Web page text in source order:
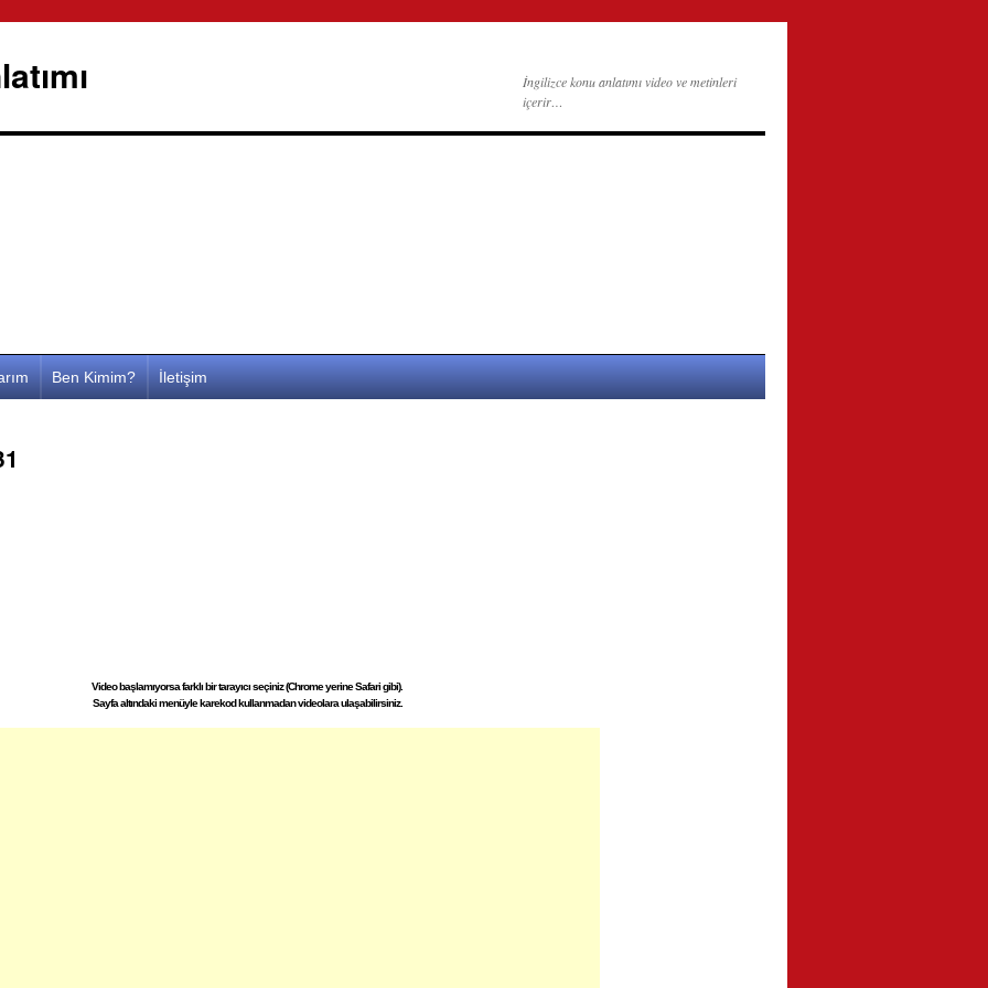
İngilizce konu anlatımı video ve metinleri
içerir…
Ben Kimim? İletişim
Video başlamıyorsa farklı bir tarayıcı seçiniz (Chrome yerine Safari gibi).
Sayfa altındaki menüyle karekod kullanmadan videolara ulaşabilirsiniz.